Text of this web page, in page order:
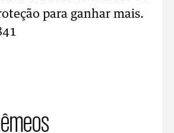
para ganhar mais.